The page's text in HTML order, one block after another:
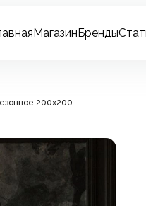
МагазинБренды
200x200